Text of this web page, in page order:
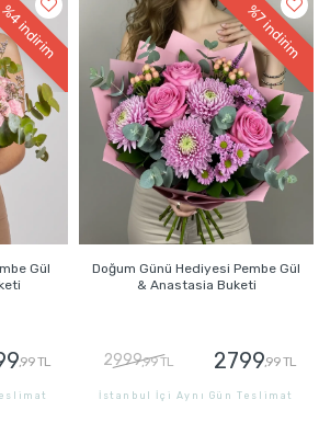
%4
indirim
Gül
,99 TL
%7
indirim
Doğum Günü Hediyesi Pembe Gül
& Anastasia Buketi
2999,99 TL 2799,99 TL
İstanbul İçi Aynı Gün Teslimat